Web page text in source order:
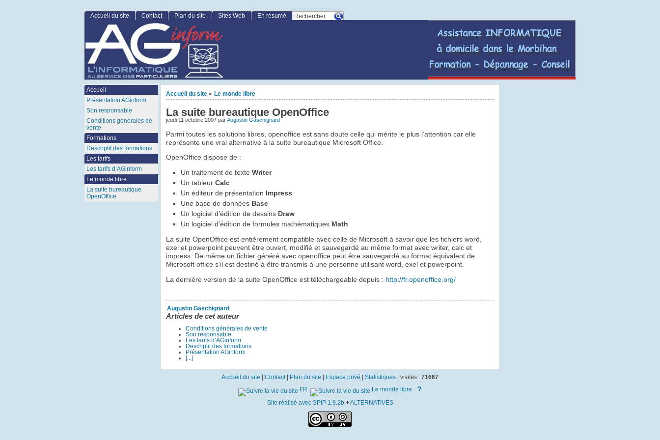
AGinform,
assistance
informatique
à
Accueil du site > Le monde libre
La suite bureautique OpenOffice
jeudi 11 octobre 2007 parAugustin Gaschignard
Parmi toutes les solutions libres, openoffice est sans doute celle qui mérite le plus l’attention car elle
représente une vrai alternative à la suite bureautique Microsoft Office.
OpenOffice dispose de :
Un traitement de texte Writer
Un tableur Calc
Un éditeur de présentation
Impress
Une base de données Base
Un logiciel d’édition de dessins Draw
Un logiciel d’édition de formules mathématiques Math
La suite OpenOffice est entièrement compatible avec celle de Microsoft à savoir que les fichiers word,
exel et powerpoint peuvent être ouvert, modifié et sauvegardé au même format avec writer, calc et
impress. De même un fichier généré avec openoffice peut être sauvegardé au format équivalent de
Microsoft office s’il est destiné à être transmis à une personne utilisant word, exel et powerpoint.
La dernière version de la suite OpenOffice est téléchargeable depuis : http://fr.openoffice.org/
Augustin Gaschignard
Articles de cet auteur
Conditions générales de vente
Son responsable
Les tarifs d’AGinform
Descriptif des formations
Présentation AGinform
[...]
Accueil du site Contact Plan du site Sites Web En résumé
Accueil
Présentation AGinform
Son responsable
Conditions générales de
vente
Formations
Descriptif des formations
Les tarifs
Les tarifs d’AGinform
Le monde libre
La suite bureautique
OpenOffice
Accueil du site Contact Plan du site Espace privé Statistiques visites : 71667
FR Le monde libre ?
Site réalisé avec SPIP 1.9.2b+ALTERNATIVES